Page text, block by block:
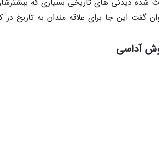
شده دیدنی های تاریخی بسیاری که
گفت این جا برای علاقه مندان به تاریخ در
آداسی